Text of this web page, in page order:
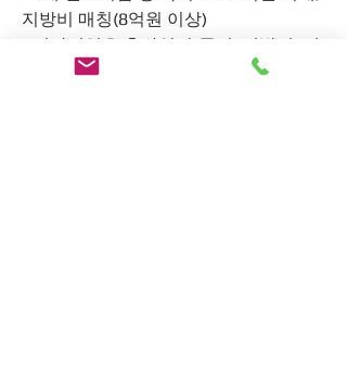
지방비 매칭(8억원 이상)
* 민간기업은 총사업비(국비+지방비+민
간부담금) 대비 20%이상 현물 부담(현